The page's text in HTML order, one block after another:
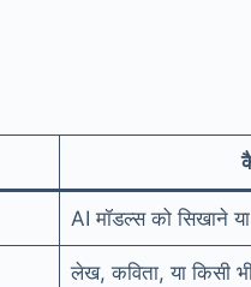
AI मॉडल्स को सिखाने
लेख, कविता, या किसी